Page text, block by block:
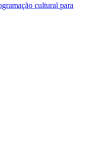
cultural para